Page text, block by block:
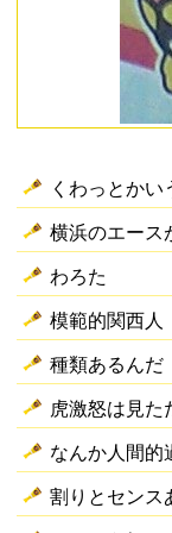
くわっとかい
横浜のエース
わろた
模範的関西人
種類あるんだ
虎激怒は見た
なんか人間的
割りとセンス